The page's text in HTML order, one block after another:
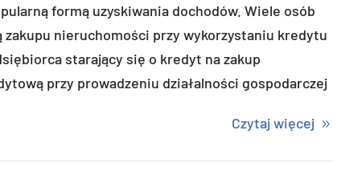
formą uzyskiwania dochodów. Wiele osób
nieruchomości przy wykorzystaniu kredytu
starający się o kredyt na zakup
przy prowadzeniu działalności gospodarczej
Czytaj więcej